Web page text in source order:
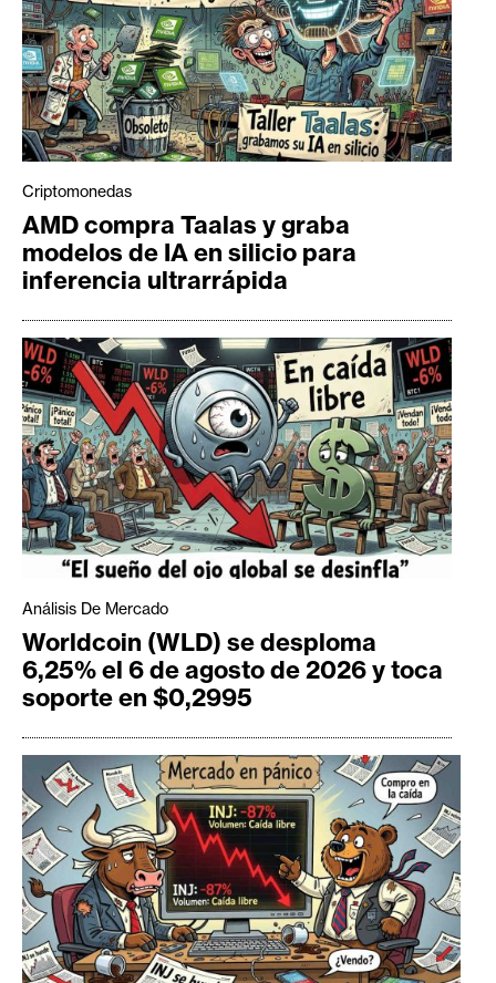
Criptomonedas
AMD compra Taalas y graba
modelos de IA en silicio para
inferencia ultrarrápida
Análisis De Mercado
Worldcoin (WLD) se desploma
6,25% el 6 de agosto de 2026 y toca
soporte en $0,2995